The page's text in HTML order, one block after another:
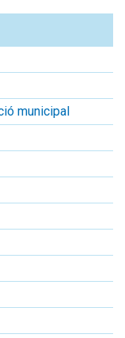
municipal